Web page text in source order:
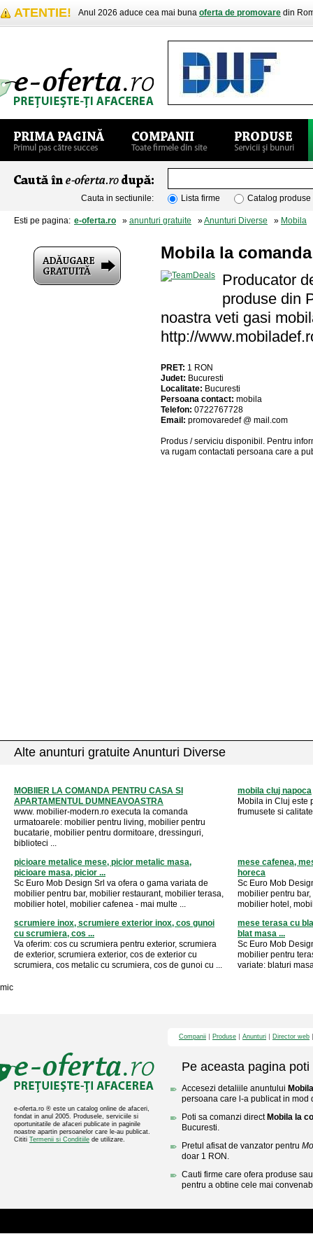
ATENTIE! Anul 2026 aduce cea mai buna oferta de promovare din
Cauta in sectiunile: Lista firme Catalog produse
Esti pe pagina: e-oferta.ro » anunturi gratuite »Anunturi Diverse » Mobila
Mobila la comanda
Producator
produse din
noastra veti gasi
http://
PRET: 1 RON
Judet: Bucuresti
Localitate: Bucuresti
Persoana contact: mobila
Telefon: 0722767728
Email: promovaredef @ mail.com
Produs / serviciu disponibil . Pentru
va rugam contactati persoana care a
Alte anunturi gratuite Anunturi Diverse
MOBIIER LA COMANDA PENTRU CASA SI
APARTAMENTUL DUMNEAVOASTRA
www. mobilier-modern.ro executa la comanda
urmatoarele: mobilier pentru living, mobilier pentru
bucatarie, mobilier pentru dormitoare, dressinguri,
biblioteci ...
mobila cluj napoca
Mobila in Cluj este
frumusete si
picioare metalice mese, picior metalic masa,
picioare masa, picior ...
Sc Euro Mob Design Srl va ofera o gama variata de
mobilier pentru bar, mobilier restaurant, mobilier terasa,
mobilier hotel, mobilier cafenea - mai multe ...
mese cafenea,
horeca
Sc Euro Mob
mobilier pentru
mobilier hotel,
scrumiere inox, scrumiere exterior inox, cos gunoi
cu scrumiera, cos ...
Va oferim: cos cu scrumiera pentru exterior, scrumiera
de exterior, scrumiera exterior, cos de exterior cu
scrumiera, cos metalic cu scrumiera, cos de gunoi cu ...
mese terasa cu
blat masa ...
Sc Euro Mob
mobilier pentru
variate: blaturi
mic
e-oferta.ro ® este un catalog online de afaceri,
fondat in anul 2005. Produsele, serviciile si
oportunitatile de afaceri publicate in paginile
noastre apartin persoanelor care le-au publicat.
Cititi Termenii si Conditiile de utilizare.
Companii Produse Anunturi Director web
Pe aceasta pagina poti
Accesezi detaliile anuntului
persoana care l-a publicat in mod
Poti sa comanzi direct Mobila la
Bucuresti.
Pretul afisat de vanzator pentru
doar 1 RON.
Cauti firme care ofera produse
pentru a obtine cele mai